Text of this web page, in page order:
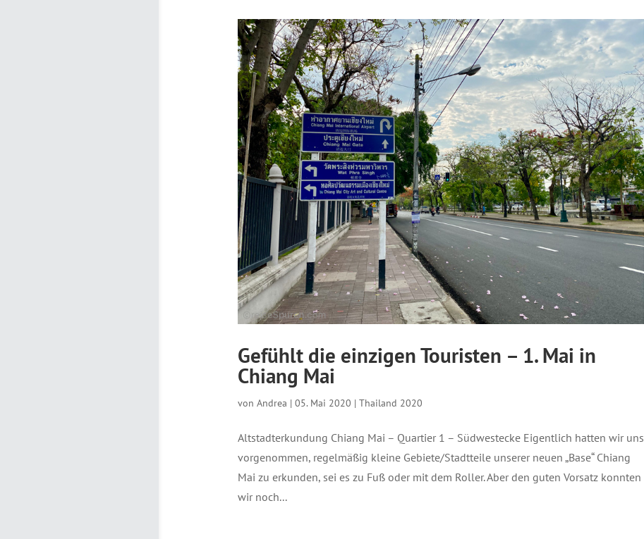
Gefühlt die einzigen Touristen – 1. Mai in
Chiang Mai
von Andrea | 05. Mai 2020 | Thailand 2020
Altstadterkundung Chiang Mai – Quartier 1 – Südwestecke Eigentlich hatten wir uns
vorgenommen, regelmäßig kleine Gebiete/Stadtteile unserer neuen „Base“ Chiang
Mai zu erkunden, sei es zu Fuß oder mit dem Roller. Aber den guten Vorsatz konnten
wir noch...